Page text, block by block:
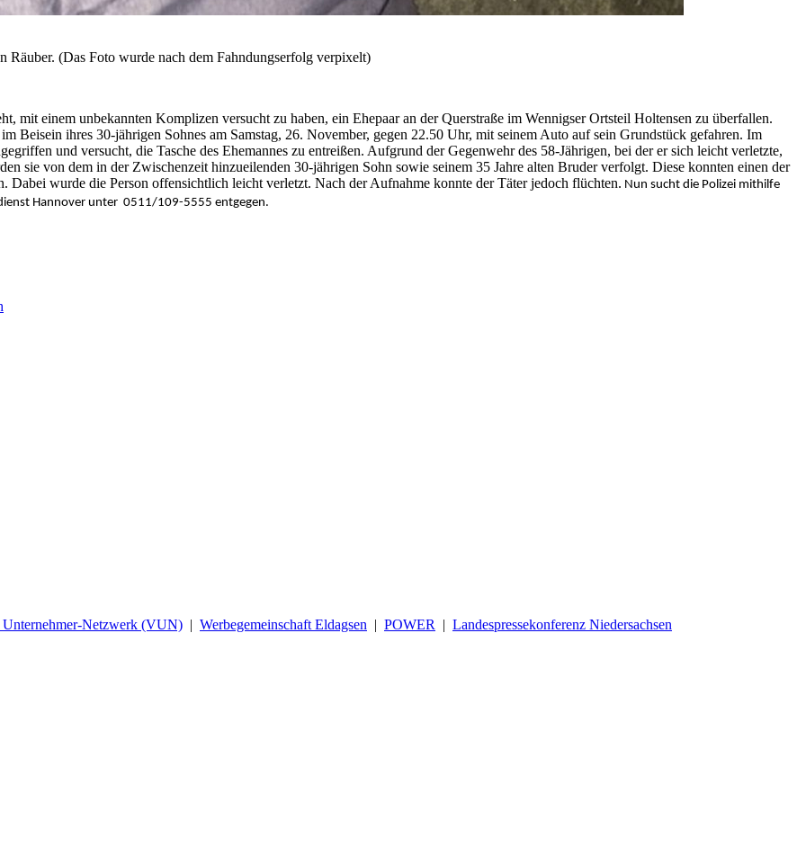
Räuber. (Das Foto wurde nach dem Fahndungserfolg verpixelt)
mit einem unbekannten Komplizen versucht zu haben, ein Ehepaar an der Querstraße im Wennigser Ortsteil Holtensen zu überfallen.
Beisein ihres 30-jährigen Sohnes am Samstag, 26. November, gegen 22.50 Uhr, mit seinem Auto auf sein Grundstück gefahren. Im
und versucht, die Tasche des Ehemannes zu entreißen. Aufgrund der Gegenwehr des 58-Jährigen, bei der er sich leicht verletzte,
sie von dem in der Zwischenzeit hinzueilenden 30-jährigen Sohn sowie seinem 35 Jahre alten Bruder verfolgt. Diese konnten einen der
Dabei wurde die Person offensichtlich leicht verletzt. Nach der Aufnahme konnte der Täter jedoch flüchten. Nun sucht die Polizei mithilfe
Hannover unter 0511/109-5555 entgegen.
Unternehmer-Netzwerk (VUN) | Werbegemeinschaft Eldagsen | POWER | Landespressekonferenz Niedersachsen